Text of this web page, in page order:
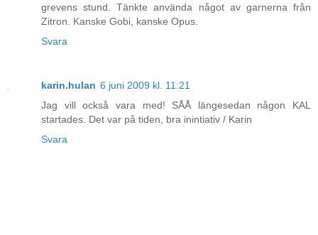
grevens stund. Tänkte använda något av garnerna från
Zitron. Kanske Gobi, kanske Opus.
Svara
karin.hulan 6 juni 2009 kl. 11:21
Jag vill också vara med! SÅÅ längesedan någon KAL
startades. Det var på tiden, bra inintiativ / Karin
Svara